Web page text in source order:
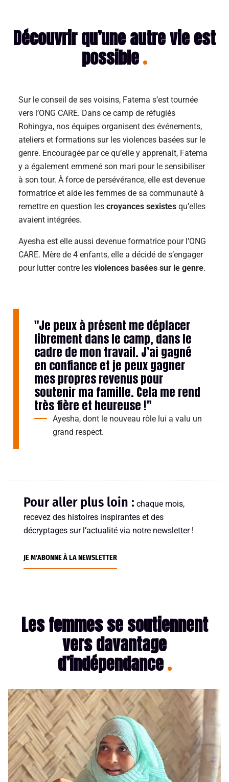
Découvrir qu’une autre vie est
possible
Sur le conseil de ses voisins, Fatema s’est tournée
vers l’ONG CARE. Dans ce camp de réfugiés
Rohingya, nos équipes organisent des événements,
ateliers et formations sur les violences basées sur le
genre. Encouragée par ce qu’elle y apprenait, Fatema
y a également emmené son mari pour le sensibiliser
à son tour. À force de persévérance, elle est devenue
formatrice et aide les femmes de sa communauté à
remettre en question les croyances sexistes qu’elles
avaient intégrées.
Ayesha est elle aussi devenue formatrice pour l’ONG
CARE. Mère de 4 enfants, elle a décidé de s’engager
pour lutter contre les violences basées sur le genre.
"Je peux à présent me déplacer
librement dans le camp, dans le
cadre de mon travail. J’ai gagné
en confiance et je peux gagner
mes propres revenus pour
soutenir ma famille. Cela me rend
très fière et heureuse !"
Ayesha, dont le nouveau rôle lui a valu un
grand respect.
Pour aller plus loin : chaque mois,
recevez des histoires inspirantes et des
décryptages sur l’actualité via notre newsletter !
JE M'ABONNE À LA NEWSLETTER
Les femmes se soutiennent
vers davantage
d’indépendance